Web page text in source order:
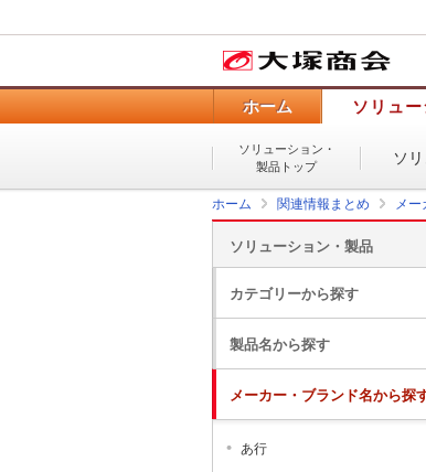
ホーム ソリュ
ソリューション・
製品トップ
ソ
ホーム 関連情報まとめ メ
ソリューション・製品
カテゴリーから探す
製品名から探す
メーカー・ブランド名から探
あ行